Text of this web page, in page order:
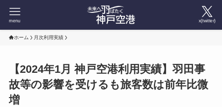
x(twitter)
menu
ホーム 月次利用実績
【2024年1月 神戸空港利用実績】羽田事
故等の影響を受けるも旅客数は前年比微
増